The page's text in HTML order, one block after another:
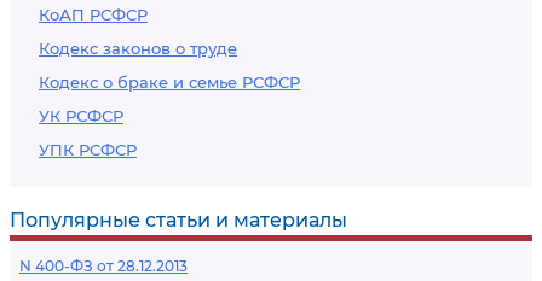
КоАП РСФСР
Кодекс законов о труде
Кодекс о браке и семье РСФСР
УК РСФСР
УПК РСФСР
Популярные статьи и материалы
N 400-ФЗ от 28.12.2013